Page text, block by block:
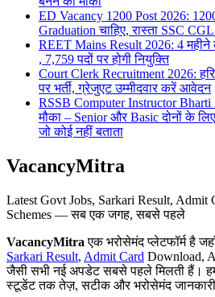
ED Vacancy 1200 Post 2026:
Graduation चाहिए, रास्ता SSC
REET Mains Result 2026: 4 महीने
, 7,759 पदों पर होगी नियुक्ति
Court Clerk Recruitment 2026:
पर भर्ती, ग्रेजुएट उम्मीदवार करें आवेदन
RSSB Computer Instructor Bharti
मौका – Senior और Basic दोनों के
जो कोई नहीं बताता
VacancyMitra
Latest Govt Jobs, Sarkari Result, Admit
Schemes — सब एक जगह, सबसे पहले
VacancyMitra एक भरोसेमंद प्लेटफॉर्म है
Sarkari Result, Admit Card Download,
जैसी सभी नई अपडेट सबसे पहले मिलती हैं।
स्टूडेंट तक तेज़, सटीक और भरोसेमंद जानकारी